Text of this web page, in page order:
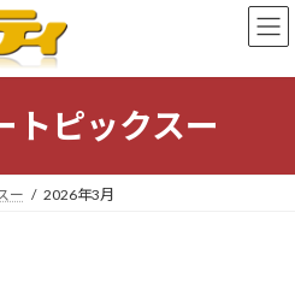
ピックスー
ー 2026年3月